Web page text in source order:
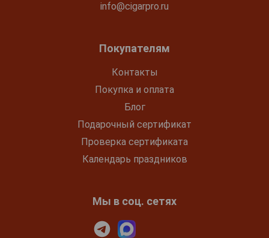
info@cigarpro.ru
Покупателям
Контакты
Покупка и оплата
Блог
Подарочный сертификат
Проверка сертификата
Календарь праздников
Мы в соц. сетях